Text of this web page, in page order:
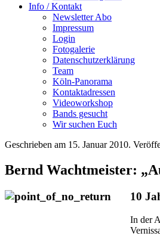
Info / Kontakt
Newsletter Abo
Impressum
Login
Fotogalerie
Datenschutzerklärung
Team
Köln-Panorama
Kontaktadressen
Videoworkshop
Bands gesucht
Wir suchen Euch
Geschrieben am 15. Januar 2010.
Bernd Wachtmeister:
10
In der